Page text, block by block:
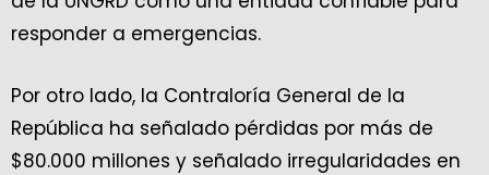
responder a emergencias.
Por otro lado, la Contraloría General de la
República ha señalado pérdidas por más de
$80.000 millones y señalado irregularidades en